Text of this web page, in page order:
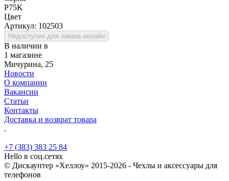
P75K
Цвет
Артикул: 102503
Недоступен для заказа онлайн
В наличии в
1 магазине
Мичурина, 25
Новости
О компании
Вакансии
Статьи
Контакты
Доставка и возврат товара
.
+7 (383) 383 25 84
Hello в соц.сетях
© Дискаунтер «Хеллоу» 2015-2026 - Чехлы и аксессуары для
телефонов